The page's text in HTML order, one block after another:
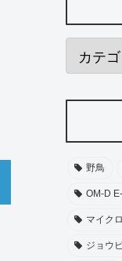
野鳥
OM-D
マイク
ジョウ